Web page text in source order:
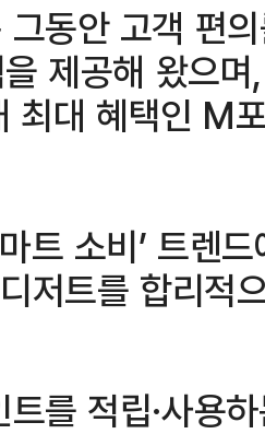
그동안 고객 편
제공해 왔으
최대 혜택인 M
트 소비’ 트렌
저트를 합리적
를 적립·사용